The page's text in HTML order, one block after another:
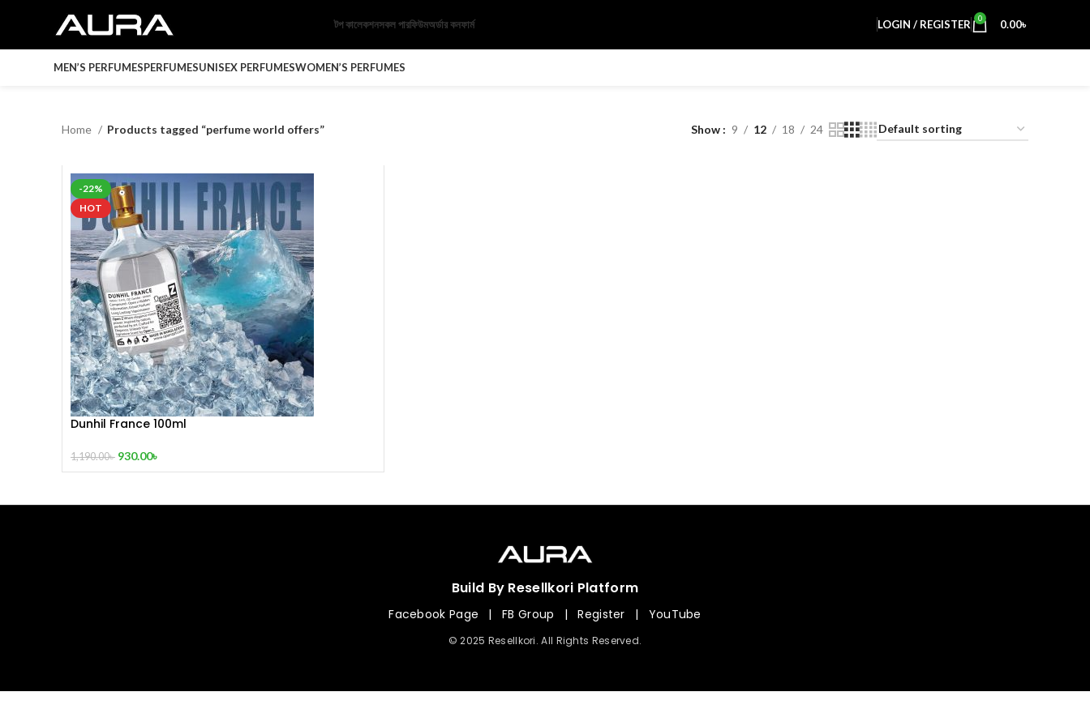
টপ কালেকশনসকল পারফিউমঅর্ডার কনফার্ম LOGIN / REGISTER 0 0.00৳
MEN’S PERFUMESPERFUMESUNISEX PERFUMESWOMEN’S PERFUMES
Home Products tagged “perfume world offers” Show 9 12 18 24
-22%
HOT
Dunhil France 100ml
1,190.00৳ 930.00৳
Build By Resellkori Platform
Facebook Page | FB Group | Register | YouTube
© 2025 Resellkori. All Rights Reserved.